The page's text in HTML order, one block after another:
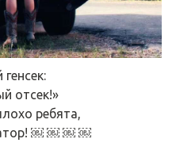
отсек!»
ребята,
￼ ￼ ￼ ￼